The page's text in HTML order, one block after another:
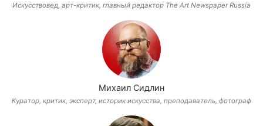
Искусствовед, арт-критик, главный редактор The Art Newspaper Russia
Михаил Сидлин
Куратор, критик, эксперт, историк искусства, преподаватель, фотограф